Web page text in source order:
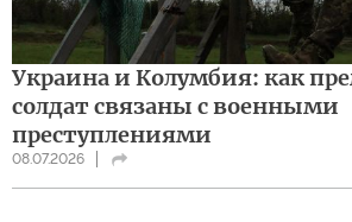
Украина и Колумбия: как
солдат связаны с военными
преступлениями
08.07.2026